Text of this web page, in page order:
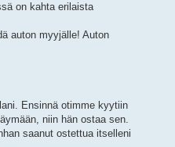
on kahta erilaista
auton myyjälle! Auton
Ensinnä otimme kyytiin
niin hän ostaa sen.
saanut ostettua itselleni